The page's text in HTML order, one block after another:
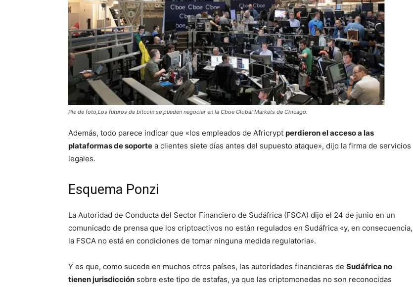
Pie de foto,Los futuros de bitcoin se pueden negociar en la Cboe Global Markets de Chicago.
Además, todo parece indicar que «los empleados de Africrypt perdieron el acceso a las
plataformas de soporte a clientes siete días antes del supuesto ataque», dijo la firma de servicios
legales.
Esquema Ponzi
La Autoridad de Conducta del Sector Financiero de Sudáfrica (FSCA) dijo el 24 de junio en un
comunicado de prensa que los criptoactivos no están regulados en Sudáfrica «y, en consecuencia,
la FSCA no está en condiciones de tomar ninguna medida regulatoria».
Y es que, como sucede en muchos otros países, las autoridades financieras de Sudáfrica no
tienen jurisdicción sobre este tipo de estafas, ya que las criptomonedas no son reconocidas